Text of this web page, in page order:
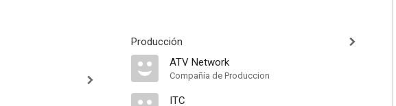
Producción
ATV Network
Compañía de Produccion
ITC